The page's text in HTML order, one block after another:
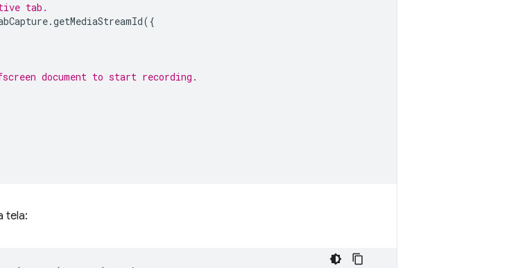
tab.
.getMediaStreamId({
document to start recording.
tela: